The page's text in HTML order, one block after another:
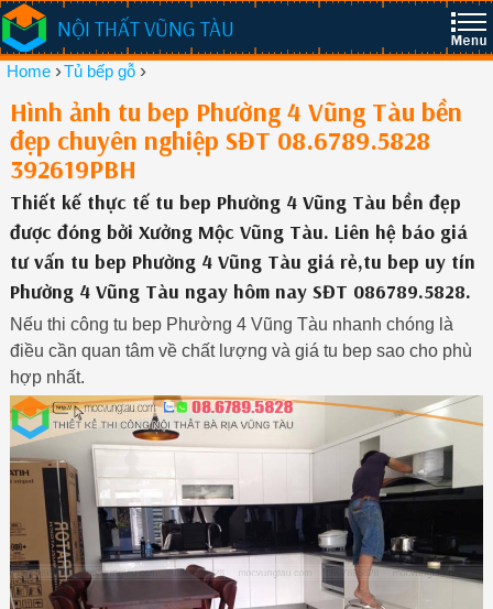
NỘI THẤT VŨNG TÀU
Home ›Tủ bếp gỗ ›
Hình ảnh tu bep Phường 4 Vũng Tàu bền
đẹp chuyên nghiệp SĐT 08.6789.5828
392619PBH
Thiết kế thực tế tu bep Phường 4 Vũng Tàu bền đẹp
được đóng bởi Xưởng Mộc Vũng Tàu. Liên hệ báo giá
tư vấn tu bep Phường 4 Vũng Tàu giá rẻ,tu bep uy tín
Phường 4 Vũng Tàu ngay hôm nay SĐT 086789.5828.
Nếu thi công tu bep Phường 4 Vũng Tàu nhanh chóng là
điều cần quan tâm về chất lượng và giá tu bep sao cho phù
hợp nhất.